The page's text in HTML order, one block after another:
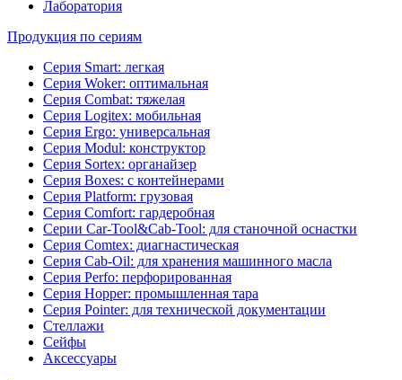
Лаборатория
Продукция по сериям
Серия Smart: легкая
Серия Woker: оптимальная
Серия Combat: тяжелая
Серия Logitex: мобильная
Серия Ergo: универсальная
Серия Modul: конструктор
Серия Sortex: органайзер
Серия Boxes: с контейнерами
Серия Platform: грузовая
Серия Comfort: гардеробная
Серии Car-Tool&Cab-Tool: для станочной оснастки
Серия Comtex: диагнастическая
Серия Cab-Oil: для хранения машинного масла
Серия Perfo: перфорированная
Серия Hopper: промышленная тара
Серия Pointer: для технической документации
Стеллажи
Сейфы
Аксессуары